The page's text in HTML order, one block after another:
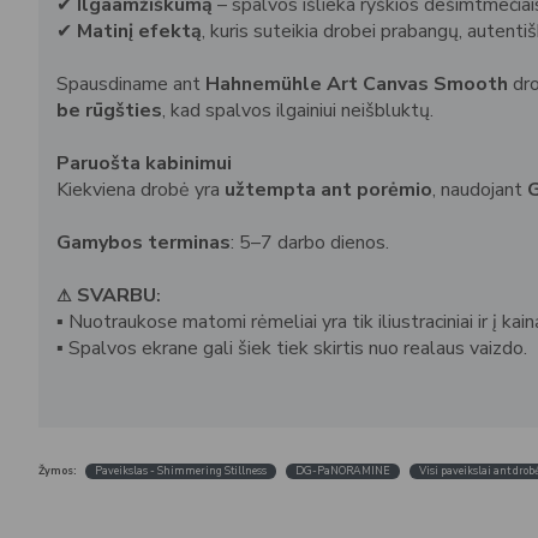
✔ Matinį efektą, kuris suteikia drobei prabangų,
Spausdiname ant Hahnemühle Art Canvas Smooth
be rūgšties, kad spalvos ilgainiui neišbluktų.
Paruošta kabinimui
Kiekviena drobė yra užtempta ant porėmio, naudojant
Gamybos terminas: 5–7 darbo dienos.
⚠ SVARBU:
▪ Nuotraukose matomi rėmeliai yra tik iliustraciniai ir į
▪ Spalvos ekrane gali šiek tiek skirtis nuo realaus vaizdo.
Žymos: Paveikslas - Shimmering Stillness DG-PaNORAMINE Visi paveikslai ant